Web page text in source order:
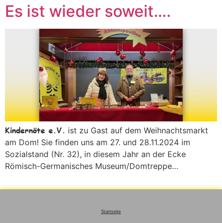
Es ist wieder soweit….
Kindernöte e.V. ist zu Gast auf dem Weihnachtsmarkt
am Dom! Sie finden uns am 27. und 28.11.2024 im
Sozialstand (Nr. 32), in diesem Jahr an der Ecke
Römisch-Germanisches Museum/Domtreppe…
Startseite